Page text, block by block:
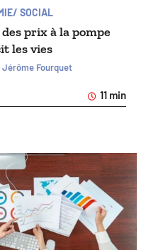
SOCIAL
prix à la pompe
les vies
Jérôme Fourquet
11 min